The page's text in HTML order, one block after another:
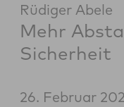
Rüdiger Abele
Mehr
Sicherheit
26. Februar